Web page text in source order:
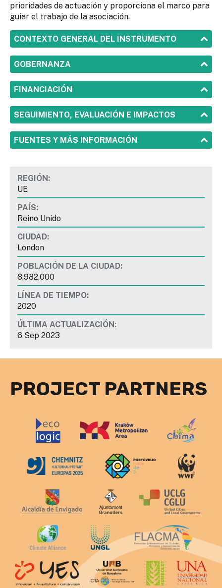
prioridades de actuación y proporciona el marco para
guiar el trabajo de la asociación.
SHOW
CONTEXTO GENERAL DEL INSTRUMENTO
SHOW
GOBERNANZA
SHOW
FINANCIACIÓN
SHOW
SEGUIMIENTO, EVALUACIÓN E IMPACTOS
SHOW
FUENTES Y MÁS INFORMACIÓN
REGIÓN:
UE
PAÍS:
Reino Unido
CIUDAD:
London
POBLACIÓN DE LA CIUDAD:
8,982,000
LÍNEA DE TIEMPO:
2020
ÚLTIMA ACTUALIZACIÓN:
6 Sep 2023
PROJECT PARTNERS